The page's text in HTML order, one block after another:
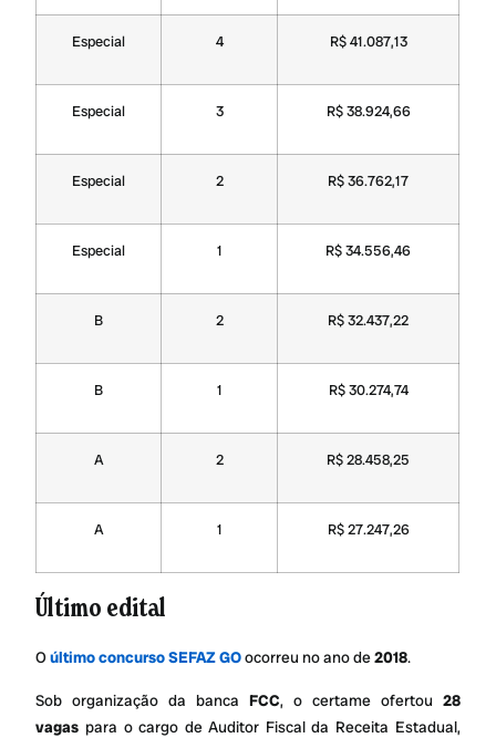
Especial 4 R$ 41.087,13
Especial 3 R$ 38.924,66
Especial 2 R$ 36.762,17
Especial 1 R$ 34.556,46
B 2 R$ 32.437,22
B 1 R$ 30.274,74
A 2 R$ 28.458,25
A 1 R$ 27.247,26
Último edital
Oúltimo concurso SEFAZ GOocorreu no ano de2018.
Sob organização da banca FCC, o certame ofertou 28
vagas para o cargo de Auditor Fiscal da Receita Estadual,